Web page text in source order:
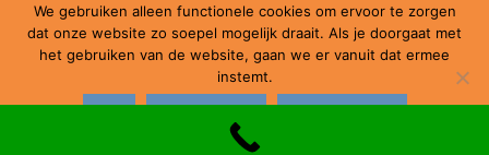
Ondersteund door WordPress| Thema:Amadeusdoor
Themeisle.
We gebruiken alleen functionele cookies om ervoor te zorgen
dat onze website zo soepel mogelijk draait. Als je doorgaat met
het gebruiken van de website, gaan we er vanuit dat ermee
instemt.
Nee, dank je